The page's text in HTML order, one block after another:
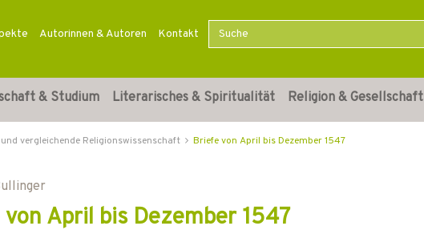
Autorinnen & Autoren Kontakt
& Studium Literarisches & Spiritualität Religion & Gesellschaft
vergleichende Religionswissenschaft Briefe von April bis Dezember 1547
April bis Dezember 1547